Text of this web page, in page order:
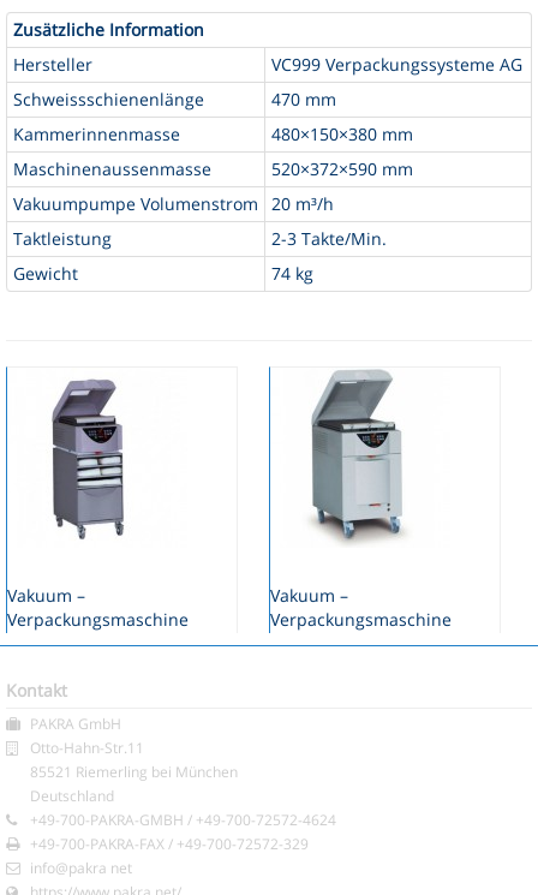
Zusätzliche Information
Hersteller
VC999 Verpackungssysteme AG
Schweissschienenlänge
470 mm
Kammerinnenmasse
480×150×380 mm
Maschinenaussenmasse
520×372×590 mm
Vakuumpumpe Volumenstrom
20 m³/h
Taktleistung
2-3 Takte/Min.
Gewicht
74 kg
Vakuum –
Verpackungsmaschine
VC999 – K2
Vakuum –
Verpackungsmaschine
VC999 – K4
Kontakt
PAKRA GmbH
Otto-Hahn-Str.11
85521 Riemerling bei München
Deutschland
+49-700-PAKRA-GMBH / +49-700-72572-4624
+49-700-PAKRA-FAX / +49-700-72572-329
info@pakra net